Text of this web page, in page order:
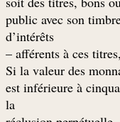
public avec son
d’intérêts
afférents à ces
Si la valeur des
est inférieure à
la